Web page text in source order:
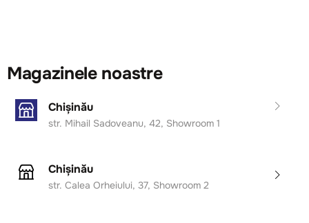
Magazinele noastre
Chișinău
str. Mihail Sadoveanu, 42, Showroom 1
Chișinău
str. Calea Orheiului, 37, Showroom 2